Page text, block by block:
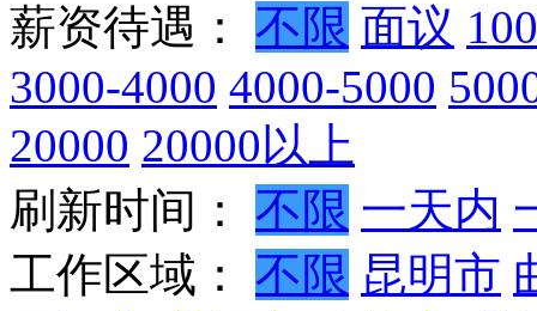
薪资待遇：
不限 面议
3000-4000 4000-5000
20000 20000以上
刷新时间：
不限 一天内
工作区域：
不限 昆明市